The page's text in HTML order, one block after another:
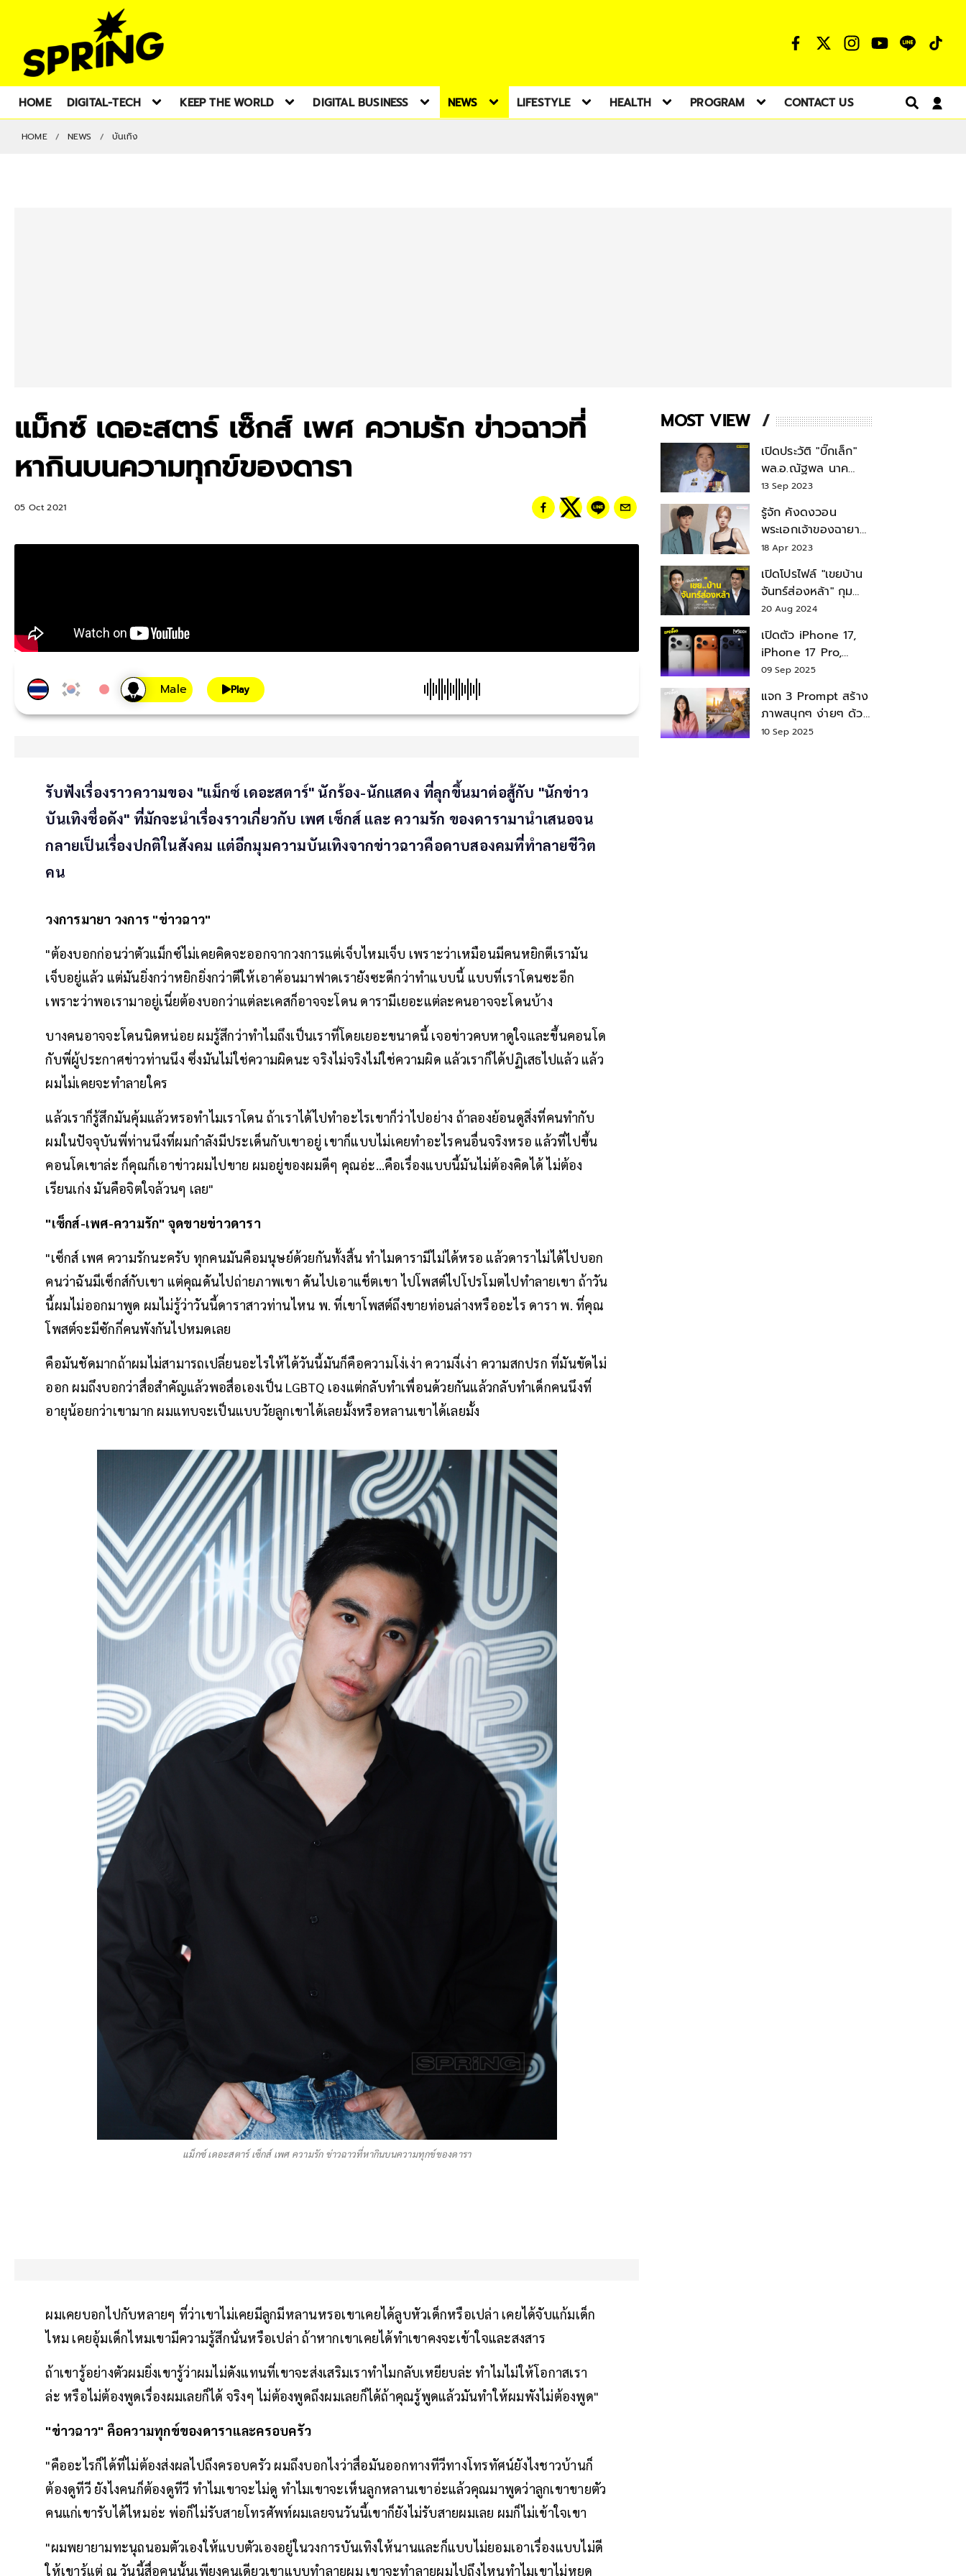
HOME DIGITAL-TECH KEEP THE WORLD DIGITAL BUSINESS NEWS LIFESTYLE HEALTH PROGRAM CONTACT US
HOME NEWS บันเทิง
แม็กซ์ เดอะสตาร์ เซ็กส์ เพศ ความรัก ข่าวฉาวที่
หากินบนความทุกข์ของดารา
05 Oct 2021
Play
รับฟังเรื่องราวความของ "แม็กซ์ เดอะสตาร์" นักร้อง-นักแสดง ที่ลุกขึ้นมาต่อสู้กับ "นักข่าว
บันเทิงชื่อดัง" ที่มักจะนำเรื่องราวเกี่ยวกับ เพศ เซ็กส์ และ ความรัก ของดารามานำเสนอจน
กลายเป็นเรื่องปกติในสังคม แต่อีกมุมความบันเทิงจากข่าวฉาวคือดาบสองคมที่ทำลายชีวิต
คน
วงการมายา วงการ "ข่าวฉาว"
"ต้องบอกก่อนว่าตัวแม็กซ์ไม่เคยคิดจะออกจากวงการแต่เจ็บไหมเจ็บ เพราะว่าเหมือนมีคนหยิกตีเรามัน
เจ็บอยู่แล้ว แต่มันยิ่งกว่าหยิกยิ่งกว่าตีให้เอาค้อนมาฟาดเรายังซะดีกว่าทำแบบนี้ แบบที่เราโดนซะอีก
เพราะว่าพอเรามาอยู่เนี่ยต้องบอกว่าแต่ละเคสก็อาจจะโดน ดารามีเยอะแต่ละคนอาจจะโดนบ้าง
บางคนอาจจะโดนนิดหน่อย ผมรู้สึกว่าทำไมถึงเป็นเราที่โดยเยอะขนาดนี้ เจอข่าวคบหาดูใจและขึ้นคอนโด
กับพี่ผู้ประกาศข่าวท่านนึง ซึ่งมันไม่ใช่ความผิดนะ จริงไม่จริงไม่ใช่ความผิด แล้วเราก็ได้ปฏิเสธไปแล้ว แล้ว
ผมไม่เคยจะทำลายใคร
แล้วเราก็รู้สึกมันคุ้มแล้วหรอทำไมเราโดน ถ้าเราได้ไปทำอะไรเขาก็ว่าไปอย่าง ถ้าลองย้อนดูสิ่งที่คนทำกับ
ผมในปัจจุบันพี่ท่านนึงที่ผมกำลังมีประเด็นกับเขาอยู่ เขาก็แบบไม่เคยทำอะไรคนอื่นจริงหรอ แล้วที่ไปขึ้น
คอนโดเขาล่ะ ก็คุณก็เอาข่าวผมไปขาย ผมอยู่ของผมดีๆ คุณอ่ะ…คือเรื่องแบบนี้มันไม่ต้องคิดได้ ไม่ต้อง
เรียนเก่ง มันคือจิตใจล้วนๆ เลย"
"เซ็กส์-เพศ-ความรัก" จุดขายข่าวดารา
"เซ็กส์ เพศ ความรักนะครับ ทุกคนมันคือมนุษย์ด้วยกันทั้งสิ้น ทำไมดารามีไม่ได้หรอ แล้วดาราไม่ได้ไปบอก
คนว่าฉันมีเซ็กส์กับเขา แต่คุณดันไปถ่ายภาพเขา ดันไปเอาแช็ตเขา ไปโพสต์ไปโปรโมตไปทำลายเขา ถ้าวัน
นี้ผมไม่ออกมาพูด ผมไม่รู้ว่าวันนี้ดาราสาวท่านไหน พ. ที่เขาโพสต์ถึงขายท่อนล่างหรืออะไร ดารา พ. ที่คุณ
โพสต์จะมีซักกี่คนพังกันไปหมดเลย
คือมันชัดมากถ้าผมไม่สามารถเปลี่ยนอะไรให้ได้วันนี้มันก็คือความโง่เง่า ความงี่เง่า ความสกปรก ที่มันขัดไม่
ออก ผมถึงบอกว่าสื่อสำคัญแล้วพอสื่อเองเป็น LGBTQ เองแต่กลับทำเพื่อนด้วยกันแล้วกลับทำเด็กคนนึงที่
อายุน้อยกว่าเขามาก ผมแทบจะเป็นแบบวัยลูกเขาได้เลยมั้งหรือหลานเขาได้เลยมั้ง
แม็กซ์ เดอะสตาร์ เซ็กส์ เพศ ความรัก ข่าวฉาวที่หากินบนความทุกข์ของดารา
ผมเคยบอกไปกับหลายๆ ที่ว่าเขาไม่เคยมีลูกมีหลานหรอเขาเคยได้ลูบหัวเด็กหรือเปล่า เคยได้จับแก้มเด็ก
ไหม เคยอุ้มเด็กไหมเขามีความรู้สึกนั่นหรือเปล่า ถ้าหากเขาเคยได้ทำเขาคงจะเข้าใจและสงสาร
ถ้าเขารู้อย่างตัวผมยิ่งเขารู้ว่าผมไม่ดังแทนที่เขาจะส่งเสริมเราทำไมกลับเหยียบล่ะ ทำไมไม่ให้โอกาสเรา
ล่ะ หรือไม่ต้องพูดเรื่องผมเลยก็ได้ จริงๆ ไม่ต้องพูดถึงผมเลยก็ได้ถ้าคุณรู้พูดแล้วมันทำให้ผมพังไม่ต้องพูด"
"ข่าวฉาว" คือความทุกข์ของดาราและครอบครัว
"คืออะไรก็ได้ที่ไม่ต้องส่งผลไปถึงครอบครัว ผมถึงบอกไงว่าสื่อมันออกทางทีวีทางโทรทัศน์ยังไงชาวบ้านก็
ต้องดูทีวี ยังไงคนก็ต้องดูทีวี ทำไมเขาจะไม่ดู ทำไมเขาจะเห็นลูกหลานเขาอ่ะแล้วคุณมาพูดว่าลูกเขาขายตัว
คนแก่เขารับได้ไหมอ่ะ พ่อก็ไม่รับสายโทรศัพท์ผมเลยจนวันนี้เขาก็ยังไม่รับสายผมเลย ผมก็ไม่เข้าใจเขา
"ผมพยายามทะนุถนอมตัวเองให้แบบตัวเองอยู่ในวงการบันเทิงให้นานและก็แบบไม่ยอมเอาเรื่องแบบไม่ดี
ให้เขารู้แต่ ณ วันนี้สื่อคนนั้นเพียงคนเดียวเขาแบบทำลายผม เขาจะทำลายผมไปถึงไหนทำไมเขาไม่หยุด
MOST VIEW
เปิดประวัติ "บิ๊กเล็ก"
พล.อ.ณัฐพล นาค
พาณิชย์ จากเลขาฯ
สมช.-เลขาฯ
รมว.กลาโหม
13 Sep 2023
รู้จัก คังดงวอน
พระเอกเจ้าของฉายา
สมบัติแห่งชาติ หลังมี
18 Apr 2023
เปิดโปรไฟล์ "เขยบ้าน
จันทร์ส่องหล้า" กุม
บังเหียนธุรกิจตระกูล
"ชินวัตร"
20 Aug 2024
เปิดตัว iPhone 17,
iPhone 17 Pro,
iPhone 17 Air สเปค
09 Sep 2025
แจก 3 Prompt สร้าง
ภาพสนุกๆ ง่ายๆ ด้วย
Nano Banana ใน
10 Sep 2025